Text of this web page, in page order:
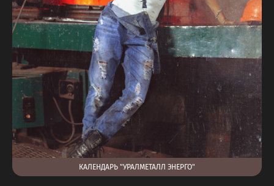
КАЛЕНДАРЬ "УРАЛМЕТАЛЛ ЭНЕРГО"